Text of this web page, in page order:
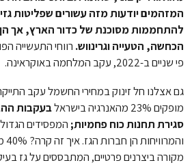
המזהמים יודעות מזה עשורים שפליטות
להתחממות מסוכנת של כדור הארץ, אך
הכחשה, הטעייה וגרינווש. רווחי התעשייה
פי שניים ב-2022, עקב המלחמה באוקראינה.
גם אצלנו חל זינוק במחירי החשמל עקב
מופקים 23% מהאנרגיה בישראל
בעקבות
סגירת תחנות כוח פחמיות; המפסידים
מקורה ביצרנים פרטיים, המתבססים על גז